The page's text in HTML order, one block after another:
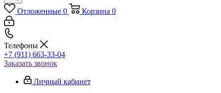
Отложенные 0 Корзина 0
Телефоны
+7 (911) 663-33-04
Заказать звонок
Личный кабинет